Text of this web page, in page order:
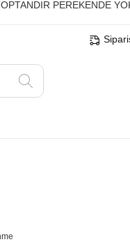
PEREKENDE